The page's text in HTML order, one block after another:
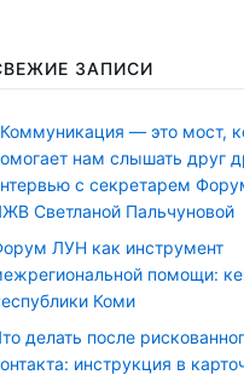
ЗАПИСИ
— это мост,
нам слышать друг
с секретарем
Светланой Пальчуновой
ЛУН как инструмент
помощи:
Коми
делать после
инструкция в